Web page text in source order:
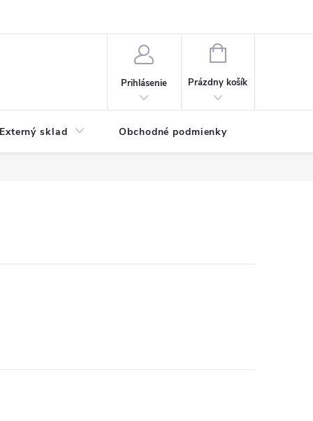
Prihlásenie
NÁKUPNÝ
Prázdny košík
Externý sklad Obchodné podmienky